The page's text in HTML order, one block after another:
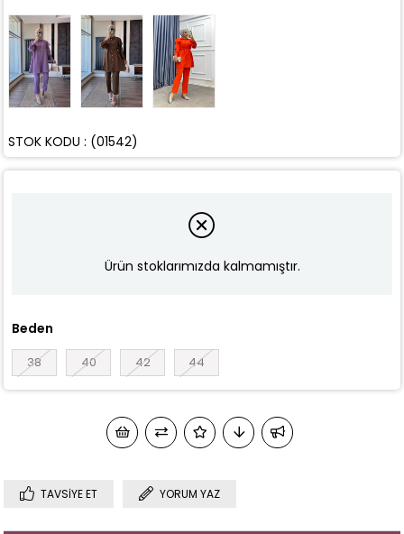
(01542)
STOK KODU
Ürün stoklarımızda kalmamıştır.
Beden
38 40 42 44
TAVSIYE ET YORUM YAZ